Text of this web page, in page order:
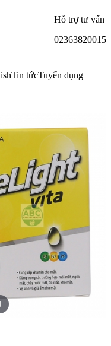
Hỗ trợ tư vấn
02363820015
Tin tứcTuyển dụng